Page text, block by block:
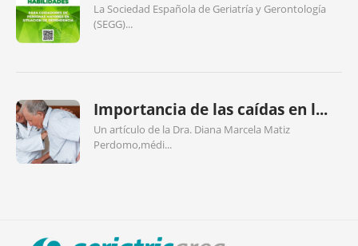
La Sociedad Española de Geriatría y Gerontología
(SEGG)...
Importancia de las caídas en l...
Un artículo de la Dra. Diana Marcela Matiz
Perdomo,médi...